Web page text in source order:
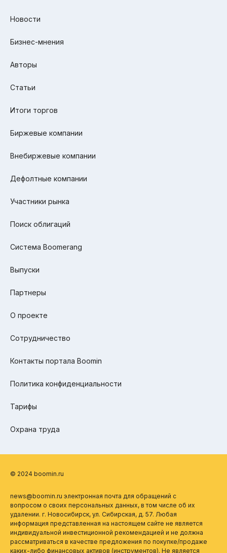
Новости
Бизнес-мнения
Авторы
Статьи
Итоги торгов
Биржевые компании
Внебиржевые компании
Дефолтные компании
Участники рынка
Поиск облигаций
Система Boomerang
Выпуски
Партнеры
О проекте
Сотрудничество
Контакты портала Boomin
Политика конфиденциальности
Тарифы
Охрана труда
© 2024 boomin.ru
news@boomin.ru электронная почта для обращений с
вопросом о своих персональных данных, в том числе об их
удалении. г. Новосибирск, ул. Сибирская, д. 57. Любая
информация представленная на настоящем сайте не является
индивидуальной инвестиционной рекомендацией и не должна
рассматриваться в качестве предложения по покупке/продаже
каких-либо финансовых активов (инструментов). Не является